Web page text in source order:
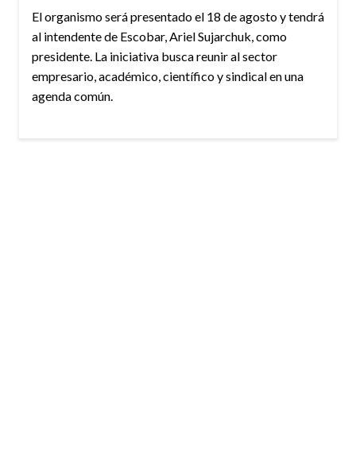
El organismo será presentado el 18 de agosto y tendrá
al intendente de Escobar, Ariel Sujarchuk, como
presidente. La iniciativa busca reunir al sector
empresario, académico, científico y sindical en una
agenda común.